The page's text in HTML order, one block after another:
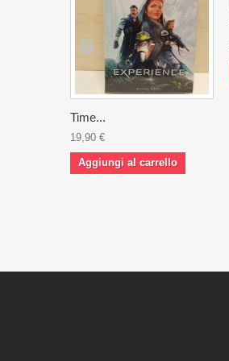
Time...
19,90 €
Aggiungi al carrello